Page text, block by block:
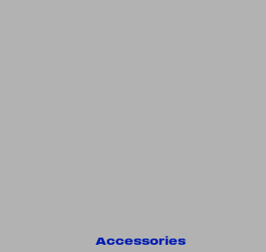
Accessories